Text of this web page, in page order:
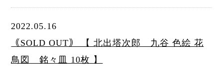
2022.05.16
｟SOLD OUT｠ 【 北出塔次郎 九谷 色絵 花
鳥図 銘々皿 10枚 】